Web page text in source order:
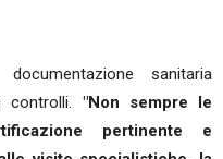
sanitaria
controlli. "Non sempre le
pertinente e